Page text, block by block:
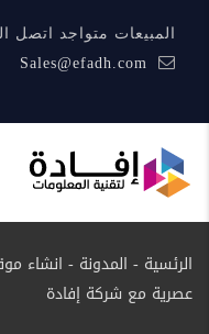
المبيعات متواجد اتصل
الرئسية - المدونة - انشاء
عصرية مع شركة إفادة